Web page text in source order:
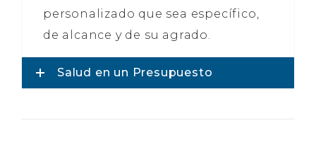
personalizado que sea específico,
de alcance y de su agrado.
Salud en un Presupuesto